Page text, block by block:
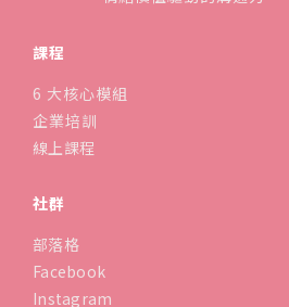
課程
6 大核心模組
企業培訓
線上課程
社群
部落格
Facebook
Instagram